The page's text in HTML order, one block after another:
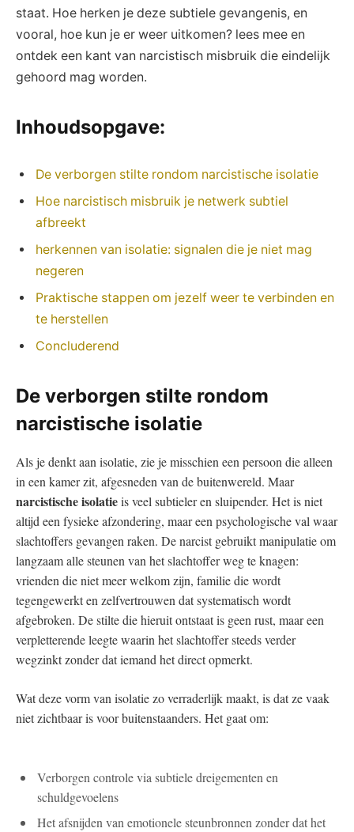
staat. Hoe ⁣herken je deze subtiele gevangenis,⁤ en
vooral, ‍hoe ‌kun ​je er‍ weer uitkomen? lees mee en
ontdek een kant ‌van narcistisch ​misbruik die eindelijk
gehoord‌ mag worden.
Inhoudsopgave:
De verborgen stilte rondom ⁤narcistische ⁢isolatie
Hoe​ narcistisch misbruik⁣ je netwerk⁤ subtiel
afbreekt
herkennen van ⁣isolatie: signalen⁢ die je niet mag
negeren
Praktische stappen om jezelf⁤ weer te verbinden en
te ⁢herstellen
Concluderend
De verborgen stilte rondom
narcistische isolatie
⁤Als je denkt aan isolatie, zie je misschien een⁢ persoon die alleen
in een kamer zit, ‍afgesneden ‍van de buitenwereld.⁢ Maar
narcistische isolatieis veel subtieler ‍en ⁣sluipender. Het is niet
altijd een ‌fysieke⁤ afzondering, maar een psychologische val ⁣waar
⁢slachtoffers gevangen raken. De narcist gebruikt manipulatie om
langzaam alle steunen ⁤van‍ het slachtoffer‌ weg te knagen:
vrienden die ‍niet meer​ welkom zijn, familie‍ die wordt
tegengewerkt ⁣en zelfvertrouwen dat‍ systematisch ​wordt⁣
afgebroken. De stilte die hieruit ⁢ontstaat⁣ is geen rust,‍ maar een⁢
verpletterende leegte ⁢waarin het slachtoffer‌ steeds verder
wegzinkt⁤ zonder dat iemand het direct opmerkt.
Wat‌ deze vorm van isolatie zo verraderlijk maakt, is dat ze vaak
niet⁢ zichtbaar is voor‌ buitenstaanders.⁤ Het gaat om:
Verborgen controle via subtiele dreigementen en
schuldgevoelens
Het afsnijden van emotionele steunbronnen zonder dat⁤ het